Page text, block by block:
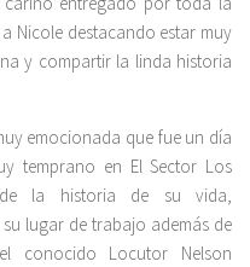
Nicole destacando estar muy
y compartir la linda historia
emocionada que fue un día
temprano en El Sector Los
la historia de su vida,
lugar de trabajo además de
conocido Locutor Nelson